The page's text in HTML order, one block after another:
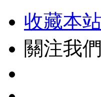
收藏本站
關注我們